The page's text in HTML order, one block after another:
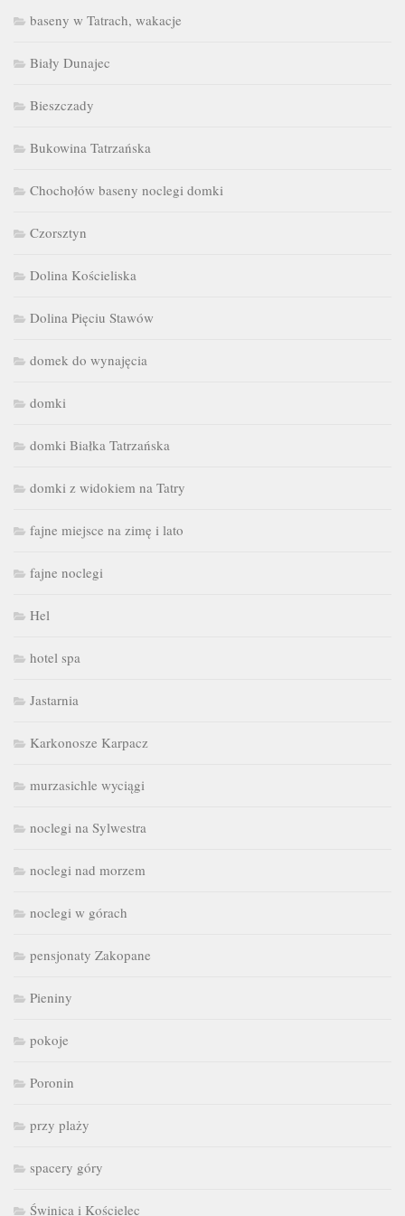
baseny w Tatrach, wakacje
Biały Dunajec
Bieszczady
Bukowina Tatrzańska
Chochołów baseny noclegi domki
Czorsztyn
Dolina Kościeliska
Dolina Pięciu Stawów
domek do wynajęcia
domki
domki Białka Tatrzańska
domki z widokiem na Tatry
fajne miejsce na zimę i lato
fajne noclegi
Hel
hotel spa
Jastarnia
Karkonosze Karpacz
murzasichle wyciągi
noclegi na Sylwestra
noclegi nad morzem
noclegi w górach
pensjonaty Zakopane
Pieniny
pokoje
Poronin
przy plaży
spacery góry
Świnica i Kościelec